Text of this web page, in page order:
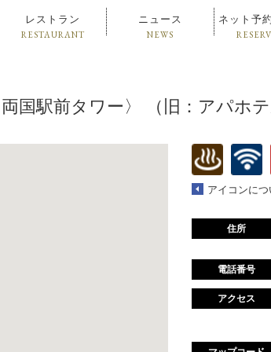
レストラン
RESTAURANT
ニュース
NEWS
ネット予
国駅前タワー〉 （旧：アパホ
アイコンにつ
住所
電話番号
アクセス